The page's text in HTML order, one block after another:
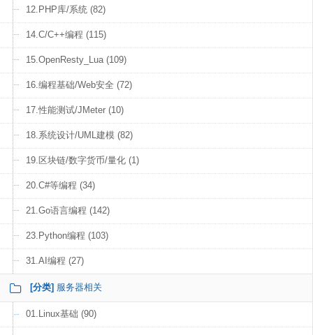
12.PHP库/系统 (82)
14.C/C++编程 (115)
15.OpenResty_Lua (109)
16.编程基础/Web安全 (72)
17.性能测试/JMeter (10)
18.系统设计/UML建模 (82)
19.区块链/数字货币/量化 (1)
20.C#等编程 (34)
21.Go语言编程 (142)
23.Python编程 (103)
31.AI编程 (27)
[分类] 服务器相关
01.Linux基础 (90)